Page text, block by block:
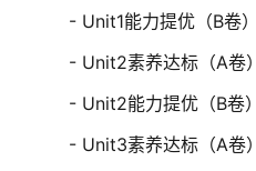
- Unit1能力提优（B卷
- Unit2素养达标（A卷
- Unit2能力提优（B卷
- Unit3素养达标（A卷